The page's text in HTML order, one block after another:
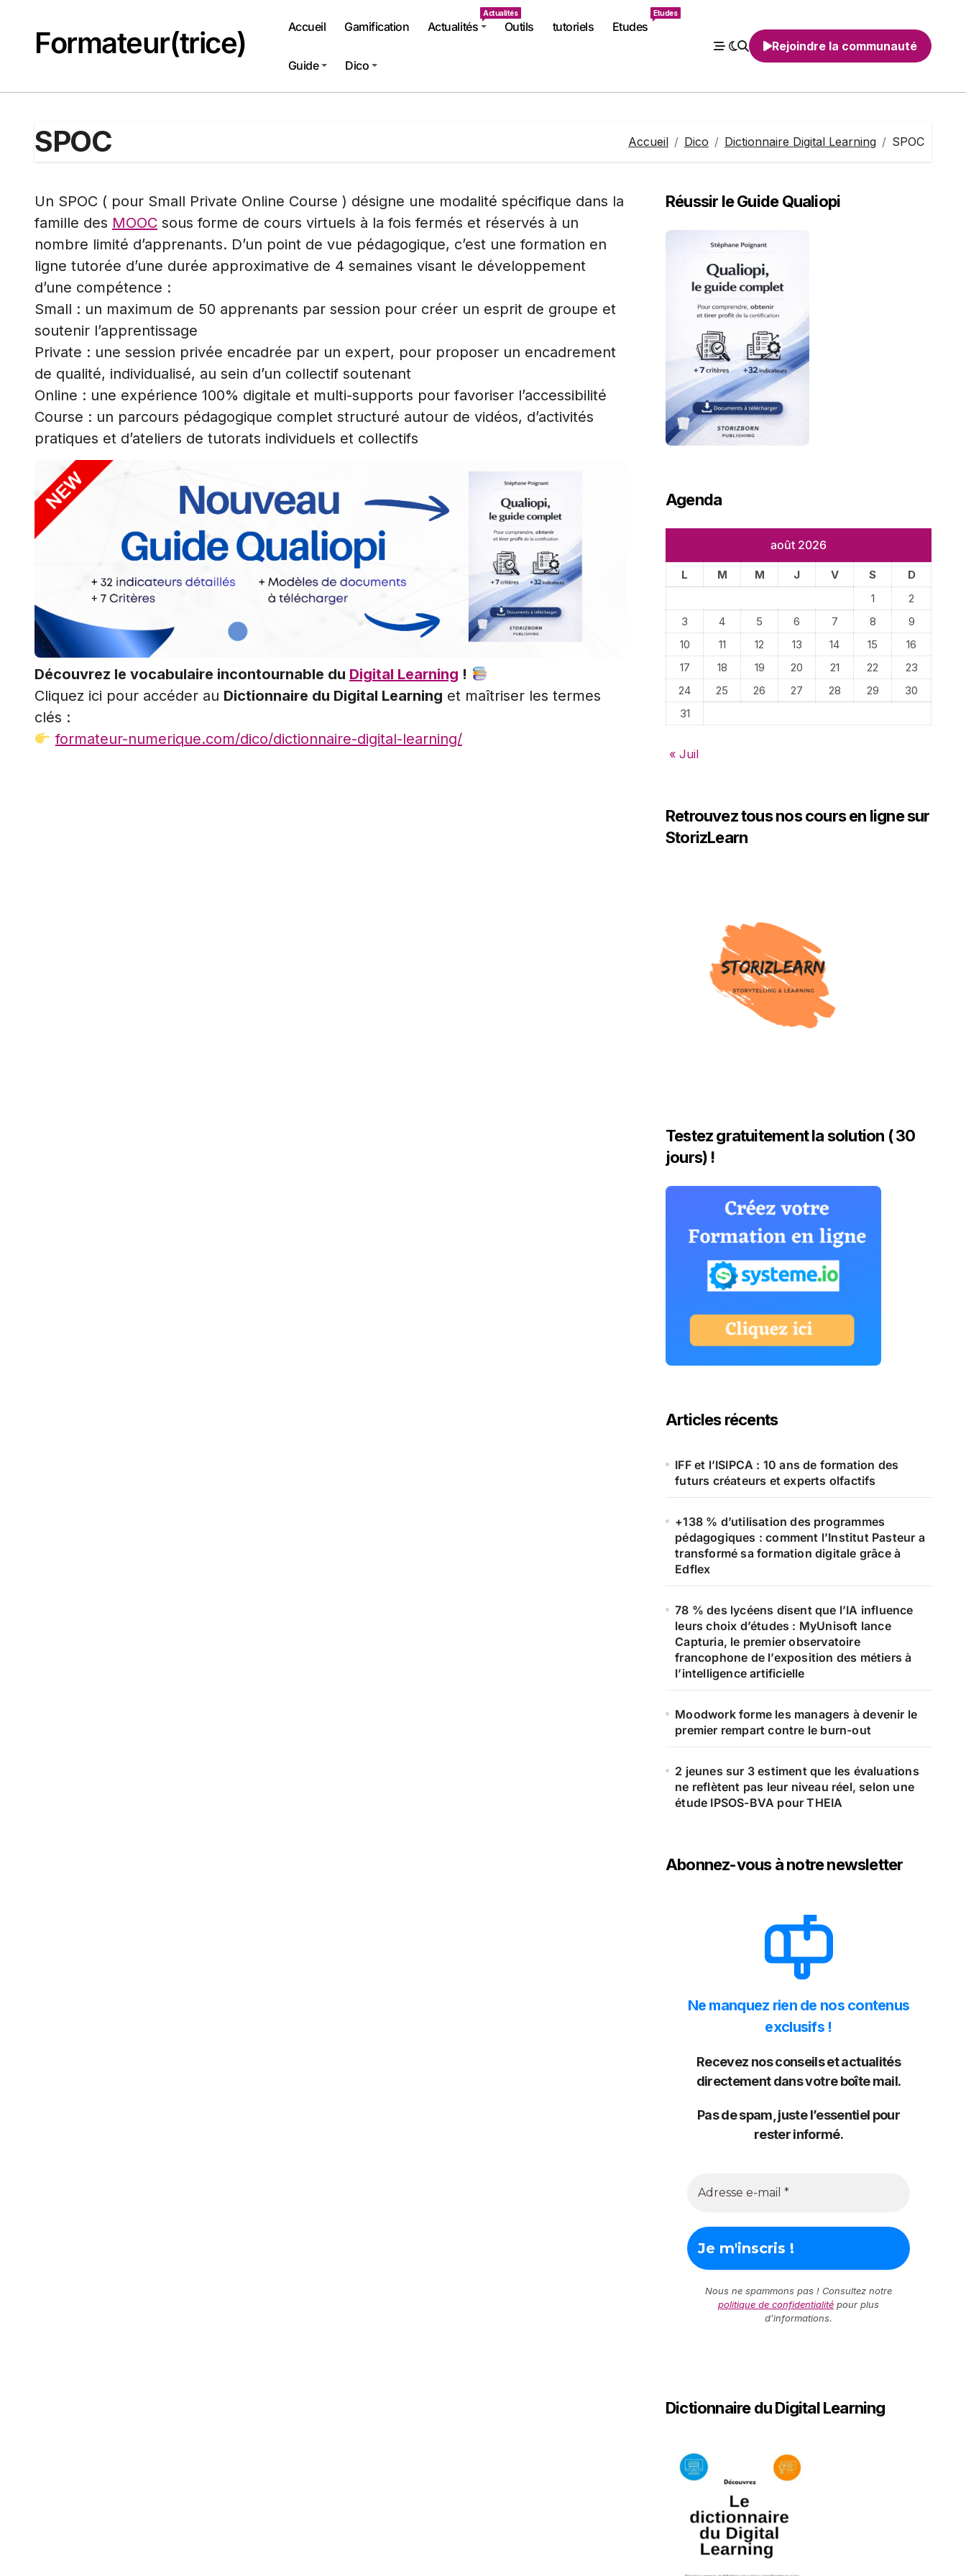
contenuFormateur(trice) Accueil Gamification Actualités
Actualités
Outils tutoriels Etudes
Etudes
Guide Dico
Rejoindre la communauté
SPOC Accueil Dico Dictionnaire Digital Learning SPOC
Un SPOC ( pour Small Private Online Course ) désigne une modalité spécifique dans la
famille des MOOC sous forme de cours virtuels à la fois fermés et réservés à un
nombre limité d’apprenants. D’un point de vue pédagogique, c’est une formation en
ligne tutorée d’une durée approximative de 4 semaines visant le développement
d’une compétence :
Small : un maximum de 50 apprenants par session pour créer un esprit de groupe et
soutenir l’apprentissage
Private : une session privée encadrée par un expert, pour proposer un encadrement
de qualité, individualisé, au sein d’un collectif soutenant
Online : une expérience 100% digitale et multi-supports pour favoriser l’accessibilité
Course : un parcours pédagogique complet structuré autour de vidéos, d’activités
pratiques et d’ateliers de tutorats individuels et collectifs
Découvrez le vocabulaire incontournable du Digital Learning !
Cliquez ici pour accéder au Dictionnaire du Digital Learning et maîtriser les termes
clés :
formateur-numerique.com/dico/dictionnaire-digital-learning/
Réussir le Guide Qualiopi
Agenda
août 2026
L M M J V S
D
1
2
3
4 5 6 7 8
9
10
11 12 13 14 15
16
17
18 19 20 21 22
23
24
25 26 27 28 29
30
31
« Juil
Retrouvez tous nos cours en ligne sur
StorizLearn
Testez gratuitement la solution ( 30
jours) !
Articles récents
IFF et l’ISIPCA : 10 ans de formation des
futurs créateurs et experts olfactifs
+138 % d’utilisation des programmes
pédagogiques : comment l’Institut Pasteur a
transformé sa formation digitale grâce à
Edflex
78 % des lycéens disent que l’IA influence
leurs choix d’études : MyUnisoft lance
Capturia, le premier observatoire
francophone de l’exposition des métiers à
l’intelligence artificielle
Moodwork forme les managers à devenir le
premier rempart contre le burn-out
2 jeunes sur 3 estiment que les évaluations
ne reflètent pas leur niveau réel, selon une
étude IPSOS-BVA pour THEIA
Abonnez-vous à notre newsletter
Ne manquez rien de nos contenus
exclusifs !
Recevez nos conseils et actualités
directement dans votre boîte mail.
Pas de spam, juste l’essentiel pour
rester informé.
Nous ne spammons pas ! Consultez notre
politique de confidentialité pour plus
d’informations.
Dictionnaire du Digital Learning